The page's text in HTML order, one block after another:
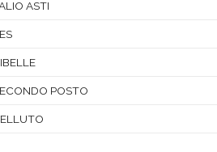
ASTI
POSTO